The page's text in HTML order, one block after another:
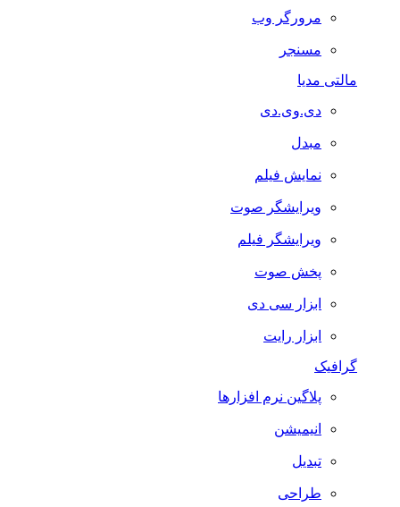
مرورگر وب
مسنجر
مالتی مدیا
دی.وی.دی
مبدل
نمایش فیلم
ویرایشگر صوت
ویرایشگر فیلم
پخش صوت
ابزار سی دی
ابزار رایت
گرافیک
پلاگین نرم افزارها
انیمیشن
تبدیل
طراحی